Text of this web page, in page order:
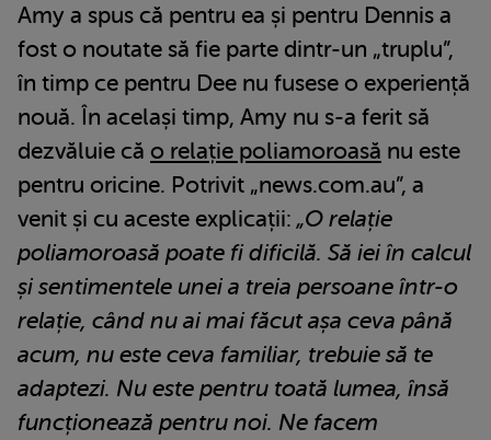
Amy a spus că pentru ea și pentru Dennis a
fost o noutate să fie parte dintr-un „truplu”,
în timp ce pentru Dee nu fusese o experiență
nouă. În același timp, Amy nu s-a ferit să
dezvăluie că o relație poliamoroasă nu este
pentru oricine. Potrivit „news.com.au”, a
venit și cu aceste explicații: „O relație
poliamoroasă poate fi dificilă. Să iei în calcul
și sentimentele unei a treia persoane într-o
relație, când nu ai mai făcut așa ceva până
acum, nu este ceva familiar, trebuie să te
adaptezi. Nu este pentru toată lumea, însă
funcționează pentru noi. Ne facem